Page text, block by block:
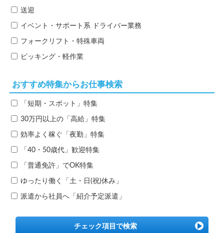
送迎
イベント・サポート系 ドライバー業務
フォークリフト・特殊車両
ピッキング・軽作業
おすすめ特集からお仕事検索
「短期・スポット」特集
30万円以上の「高給」特集
効率よく稼ぐ「夜勤」特集
「40・50歳代」歓迎特集
「普通免許」でOK特集
ゆったり働く「土・日(祝)休み」
派遣から社員へ「紹介予定派遣」
チェック項目で検索